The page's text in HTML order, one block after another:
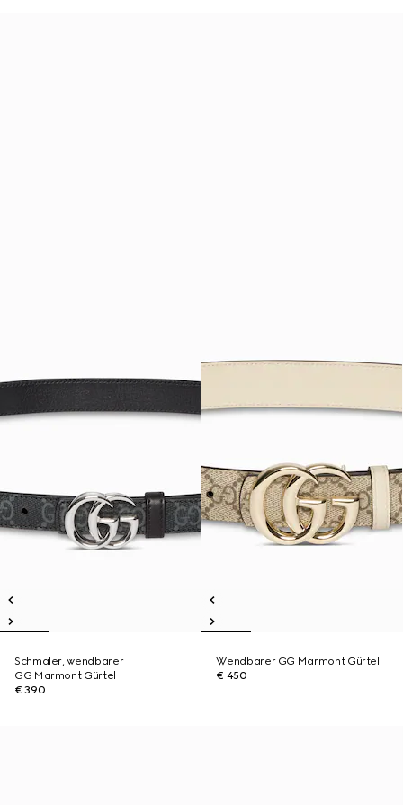
Schmaler, wendbarer
GG Marmont Gürtel
€ 390
Wendbarer GG Marmont Gürtel
€ 450